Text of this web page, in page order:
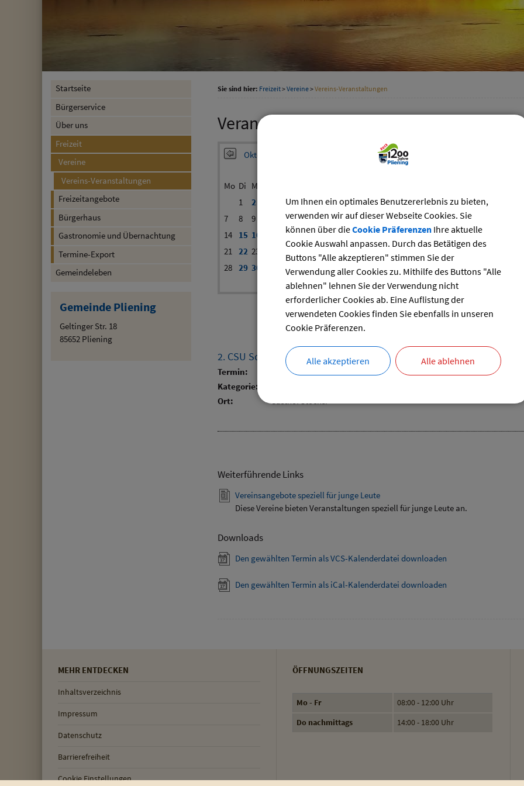
Startseite
Bürgerservice
Über uns
Freizeit
Vereine
Vereins-Veranstaltungen
Freizeitangebote
Bürgerhaus
Gastronomie und Übernachtung
Termine-Export
Gemeindeleben
Gemeinde Pliening
Geltinger Str. 18
85652 Pliening
Sie sind hier: Freizeit>Vereine>Vereins-Veranstaltungen
Veranstaltungskalender der Vereine
Oktober 2024
Mo Di Mi
1
2 5
6
7
8 9 11 12 13
14
15 16 19 20
21 22 23
28 29 30
Datum
bis:
reset
2. CSU Schafkopf-Lernen
Termin: 16.10.2024 von 19:00
bis 21:00 Uhr
Kategorie:
Ort:
Gasthof Stocker
Weiterführende Links
Vereinsangebote speziell für junge Leute
Diese Vereine bieten Veranstaltungen speziell für junge Leute an.
Downloads
Den gewählten Termin als VCS-Kalenderdatei downloaden
Den gewählten Termin als iCal-Kalenderdatei downloaden
MEHR ENTDECKEN
Inhaltsverzeichnis
Impressum
Datenschutz
Barrierefreiheit
Cookie Einstellungen
ÖFFNUNGSZEITEN
Mo - Fr
08:00 - 12:00 Uhr
Do nachmittags
14:00 - 18:00 Uhr
Um Ihnen ein optimales Benutzererlebnis zu bieten,
verwenden wir auf dieser Webseite Cookies. Sie
können über dieCookie PräferenzenIhre aktuelle
Cookie Auswahl anpassen. Durch das Betätigen des
Buttons "Alle akzeptieren" stimmen Sie der
Verwendung aller Cookies zu. Mithilfe des Buttons "Alle
ablehnen" lehnen Sie der Verwendung nicht
erforderlicher Cookies ab. Eine Auflistung der
verwendeten Cookies finden Sie ebenfalls in unseren
Cookie Präferenzen.
Alle akzeptieren Alle ablehnen